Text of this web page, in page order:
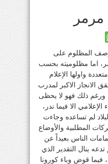
مرمر
المظلوم على
اما مظلوميته بحسب
واولها الإعلام
الانجاز الاكبر لمدرب
ورغم ذلك فهو لا يحظى
الا فيما ندر،
لم تساعده وجاءت
المطلبية والأوضاع
الناس بعيداً عن
ينال التقدير الذي
فيما قوض وباء كورونا